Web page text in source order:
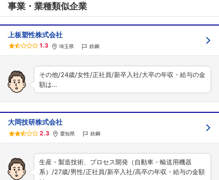
事業・業種類似企業
上板塑性株式会社
1.3 埼玉県 鉄鋼
その他/24歳/女性/正社員/新卒入社/大卒の年収・給与の金
額は…
大岡技研株式会社
2.3 愛知県 鉄鋼
生産・製造技術、プロセス開発（自動車・輸送用機器
系）/27歳/男性/正社員/新卒入社/高卒の年収・給与の金額